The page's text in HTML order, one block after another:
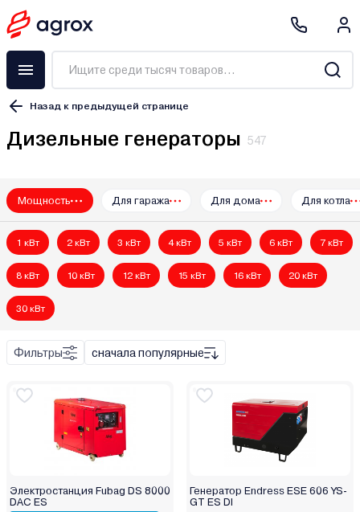
Назад к предыдущей странице
Дизельные генераторы 547
A-iPower
AGT
ALTECO
Artelv
Aurora
Bort
Brait
Champion
Daewoo
Dajo
Мощность Для гаража Для дома Для котла
1 кВт 2 кВт 3 кВт 4 кВт 5 кВт 6 кВт 7 кВт
8 кВт 10 кВт 12 кВт 15 кВт 16 кВт 20 кВт
30 кВт
Фильтры сначала популярные
Электростанция Fubag DS 8000
DAC ES
Генератор Endress ESE 606 YS-
GT ES DI